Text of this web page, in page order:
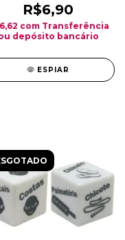
R$6,90
com Transferência
depósito bancário
ESPIAR